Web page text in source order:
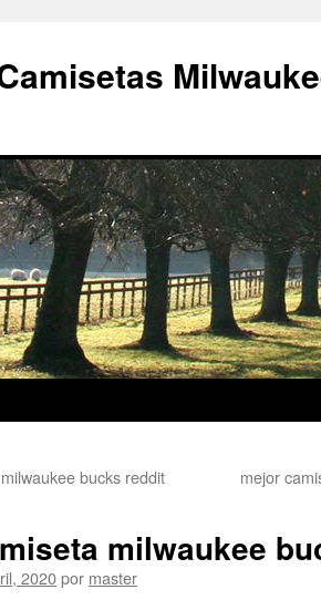
bucks reddit mejor
milwaukee
2020por master